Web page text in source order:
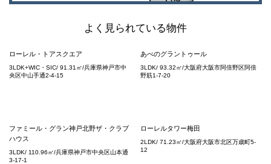
よく見られている物件
ローレル・トアスクエア
3LDK+WIC・SIC/ 91.31㎡/兵庫県神戸市中
央区中山手通2-4-15
あべのグラントゥール
3LDK/ 93.32㎡/大阪府大阪市阿倍野区阿倍
野筋1-7-20
ファミール・グラン神戸北野ザ・クラブ
ハウス
3LDK/ 110.96㎡/兵庫県神戸市中央区山本通
3-17-1
ローレルタワー梅田
2LDK/ 71.23㎡/大阪府大阪市北区万歳町5-
12